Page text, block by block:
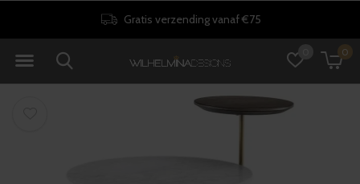
0
Gratis verzending vanaf €75